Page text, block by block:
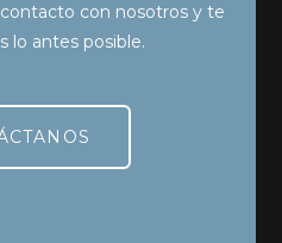
con nosotros y te
lo antes posible.